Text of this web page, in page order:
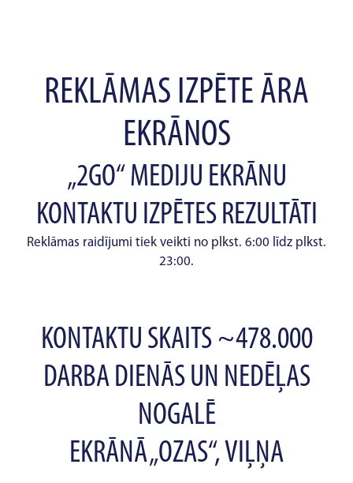
REKLĀMAS IZPĒTE ĀRA
EKRĀNOS
„2GO“ MEDIJU EKRĀNU
KONTAKTU IZPĒTES REZULTĀTI
Reklāmas raidījumi tiek veikti no plkst. 6:00 līdz plkst.
23:00.
KONTAKTU SKAITS ~478.000
DARBA DIENĀS UN NEDĒĻAS
NOGALĒ
EKRĀNĀ „OZAS“, VIĻŅA